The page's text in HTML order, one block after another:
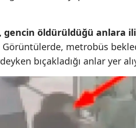
gencin öldürüldüğü anlara
Görüntülerde, metrobüs
bıçakladığı anlar yer